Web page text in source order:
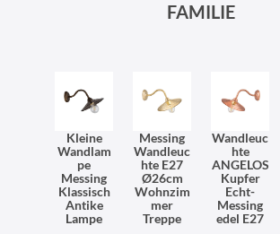
FAMILIE
Kleine
Wandlam
pe
Messing
Klassisch
Antike
Lampe
Messing
Wandleuc
hte E27
Ø26cm
Wohnzim
mer
Treppe
Wandleuc
hte
ANGELOS
Kupfer
Echt-
Messing
edel E27